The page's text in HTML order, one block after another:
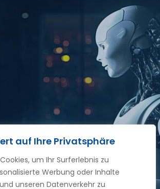
auf Ihre Privatsphäre
um Ihr Surferlebnis zu
Werbung oder Inhalte
unseren Datenverkehr zu